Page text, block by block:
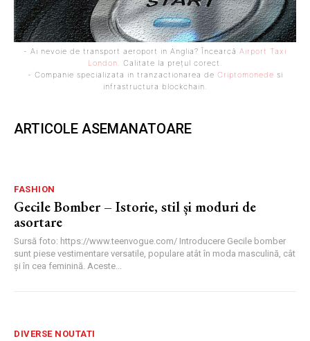
- Ai nevoie de transport aeroport in Anglia? Încearcă Airport Taxi
London . Calitate la prețul corect.
- Companie specializata in tranzactionarea de Criptomonede si
infrastructura blockchain.
ARTICOLE ASEMANATOARE
FASHION
Gecile Bomber – Istorie, stil și moduri de
asortare
Sursă foto: https://www.teenvogue.com/ Introducere Gecile bomber
sunt piese vestimentare versatile, populare atât în moda masculină, cât
și în cea feminină. Aceste...
DIVERSE NOUTATI